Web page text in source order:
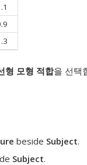
형 모형 적합을 선택
beside Subject.
Subject.